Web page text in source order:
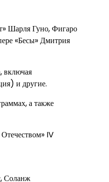
Шарля Гуно, Фигаро
«Бесы» Дмитрия
включая
и другие.
а также
IV
Соланж